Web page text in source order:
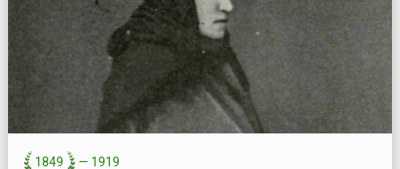
1849 — 1919